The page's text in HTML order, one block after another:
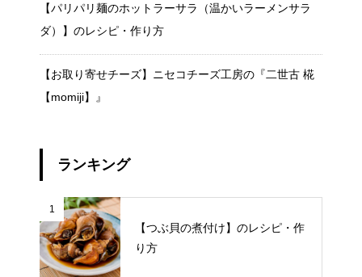
【パリパリ麺のホットラーサラ（温かいラーメンサラ
ダ）】のレシピ・作り方
【お取り寄せチーズ】ニセコチーズ工房の『二世古 椛
【momiji】』
ランキング
1
【つぶ貝の煮付け】のレシピ・作
り方